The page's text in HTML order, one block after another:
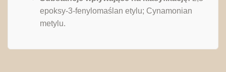
epoksy-3-fenylomaślan etylu; Cynamonian
metylu.